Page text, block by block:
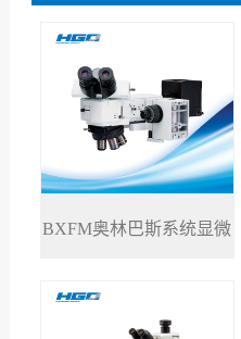
BXFM奥林巴斯系统显微